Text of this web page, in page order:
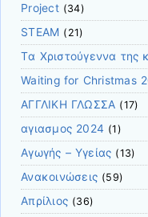
Project(34)
STEAM (21)
Tα Χριστούγεννα της
Waiting for Christmas
ΑΓΓΛΙΚΗ ΓΛΩΣΣΑ (17)
αγιασμος 2024 (1)
Αγωγής – Υγείας (13)
Ανακοινώσεις (59)
Απρίλιος (36)